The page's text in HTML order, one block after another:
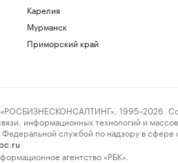
Карелия
Мурманск
Приморский край
1995–2026.
информационных технологий и
службой по надзору в
агентство «РБК».